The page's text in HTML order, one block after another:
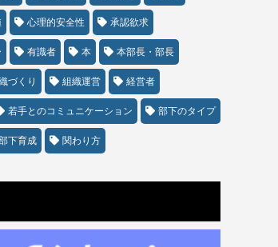
心理的安全性 承認欲求
有識者 本 本部長・部長
づくり 組織運営 経営者
若手とのコミュニケーション 部下のタイプ
下育成 関わり方